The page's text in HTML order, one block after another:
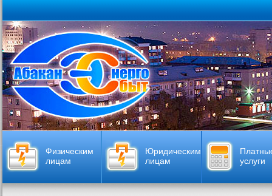
Физическим
лицам
Юридическим
лицам
услуги